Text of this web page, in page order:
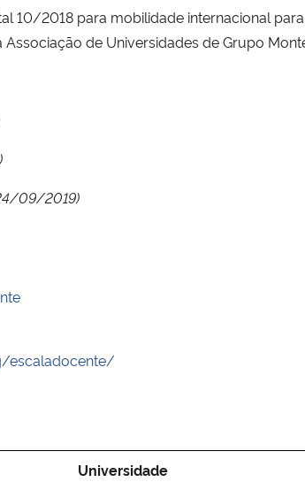
10/2018 para mobilidade internacional
de Universidades de Grupo
09/2019)
escaladocente/
Universidade